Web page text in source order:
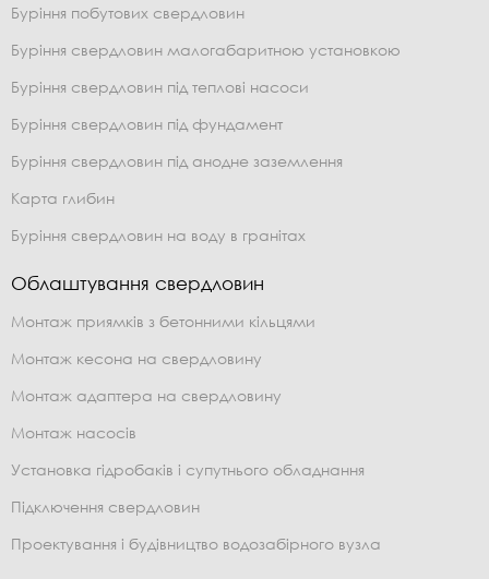
Буріння побутових свердловин
Буріння свердловин малогабаритною установкою
Буріння свердловин під теплові насоси
Буріння свердловин під фундамент
Буріння свердловин під анодне заземлення
Карта глибин
Буріння свердловин на воду в гранітах
Облаштування свердловин
Монтаж приямків з бетонними кільцями
Монтаж кесона на свердловину
Монтаж адаптера на свердловину
Монтаж насосів
Установка гідробаків і супутнього обладнання
Підключення свердловин
Проектування і будівництво водозабірного вузла